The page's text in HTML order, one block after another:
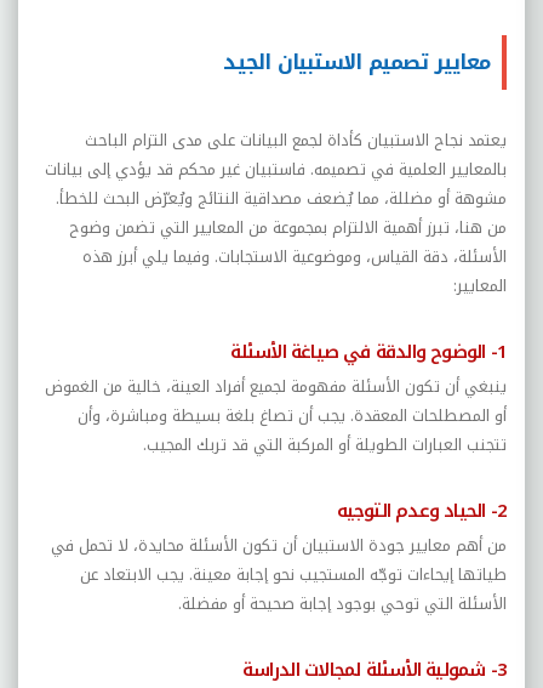
معايير تصميم الاستبيان الجيد
يعتمد نجاح الاستبيان كأداة لجمع البيانات على مدى التزام الباحث
بالمعايير العلمية في تصميمه. فاستبيان غير محكم قد يؤدي إلى بيانات
مشوهة أو مضللة، مما يُضعف مصداقية النتائج ويُعرّض البحث للخطأ.
من هنا، تبرز أهمية الالتزام بمجموعة من المعايير التي تضمن وضوح
الأسئلة، دقة القياس، وموضوعية الاستجابات. وفيما يلي أبرز هذه
المعايير:
1- الوضوح والدقة في صياغة الأسئلة
ينبغي أن تكون الأسئلة مفهومة لجميع أفراد العينة، خالية من الغموض
أو المصطلحات المعقدة. يجب أن تصاغ بلغة بسيطة ومباشرة، وأن
تتجنب العبارات الطويلة أو المركبة التي قد تربك المجيب.
2- الحياد وعدم التوجيه
من أهم معايير جودة الاستبيان أن تكون الأسئلة محايدة، لا تحمل في
طياتها إيحاءات توجّه المستجيب نحو إجابة معينة. يجب الابتعاد عن
الأسئلة التي توحي بوجود إجابة صحيحة أو مفضلة.
3- شمولية الأسئلة لمجالات الدراسة